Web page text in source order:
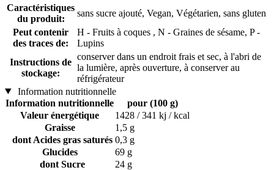
Caractéristiques
du produit:
sans sucre ajouté, Vegan, Végétarien, sans gluten
Peut contenir
des traces de:
H - Fruits à coques , N - Graines de sésame, P -
Lupins
Instructions de
stockage:
conserver dans un endroit frais et sec, à l'abri de
la lumière, après ouverture, à conserver au
réfrigérateur
Information nutritionnelle
Information nutritionnelle
pour (100 g)
Valeur énergétique
1428 / 341 kj / kcal
Graisse
1,5 g
dont Acides gras saturés 0,3 g
Glucides
69 g
dont Sucre
24 g